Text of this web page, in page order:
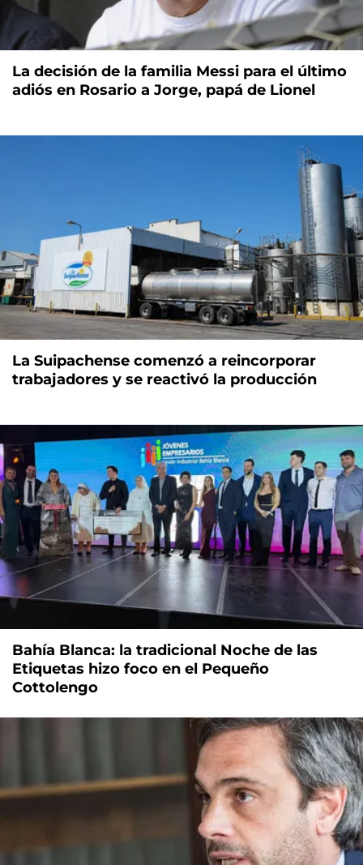
La decisión de la familia Messi para el último
adiós en Rosario a Jorge, papá de Lionel
La Suipachense comenzó a reincorporar
trabajadores y se reactivó la producción
Bahía Blanca: la tradicional Noche de las
Etiquetas hizo foco en el Pequeño
Cottolengo